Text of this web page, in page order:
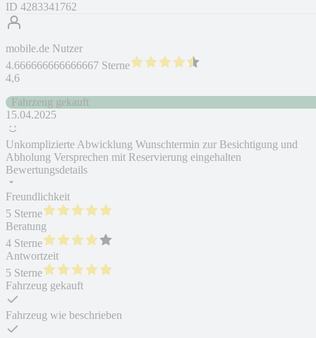
ID 4283341762
mobile.de Nutzer
4.666666666666667 Sterne
4,6
Fahrzeug gekauft
15.04.2025
Unkomplizierte Abwicklung Wunschtermin zur Besichtigung und
Abholung Versprechen mit Reservierung eingehalten
Bewertungsdetails
Freundlichkeit
5 Sterne
Beratung
4 Sterne
Antwortzeit
5 Sterne
Fahrzeug gekauft
Fahrzeug wie beschrieben